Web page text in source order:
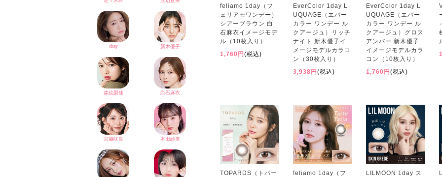
feliamo 1day（フ
ェリアモワンデー）
シアーブラウン 白
石麻衣イメージモデ
ル（10枚入り）
1,760円(税込)
EverColor 1day L
UQUAGE（エバー
カラー ワンデー ル
クアージュ）リッチ
ナイト 新木優子イ
メージモデルカラコ
ン（30枚入り）
3,938円(税込)
EverColor 1day L
UQUAGE（エバー
カラー ワンデー ル
クアージュ）グロス
アンバー 新木優子
イメージモデルカラ
コン（10枚入り）
1,760円(税込)
TOPARDS（トパー feliamo 1day（フ LILMOON 1day ス